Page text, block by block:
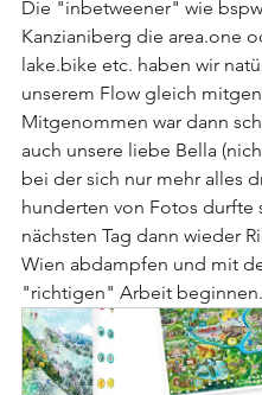
Die "inbetweener" wie
Kanzianiberg die area.one
lake.bike etc. haben wir
unserem Flow gleich
Mitgenommen war dann
auch unsere liebe Bella
bei der sich nur mehr alles
hunderten von Fotos durfte
nächsten Tag dann wieder
Wien abdampfen und mit
"richtigen" Arbeit beginnen.